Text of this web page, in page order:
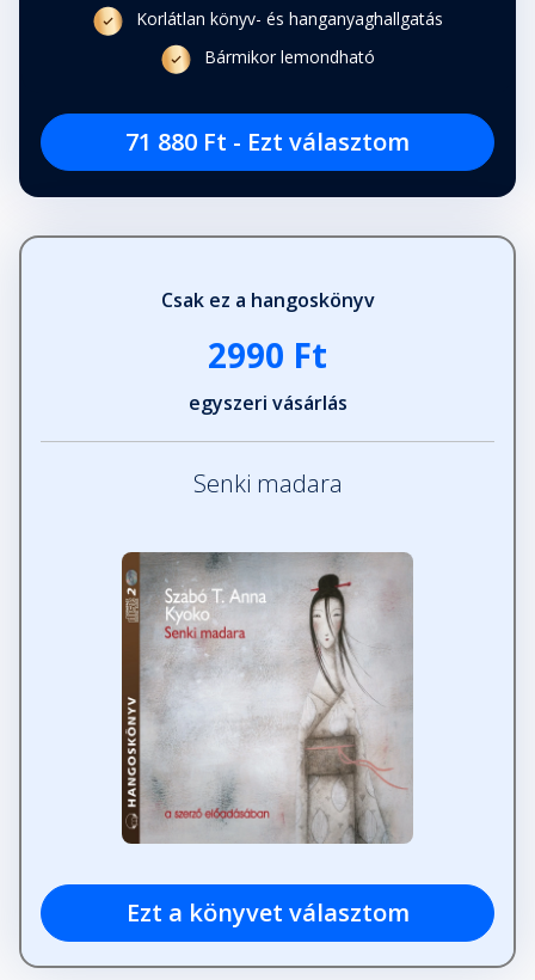
Korlátlan könyv- és hanganyaghallgatás
Bármikor lemondható
71 880 Ft - Ezt választom
Csak ez a hangoskönyv
2990 Ft
egyszeri vásárlás
Senki madara
Ezt a könyvet választom